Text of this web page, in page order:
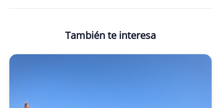
También te interesa